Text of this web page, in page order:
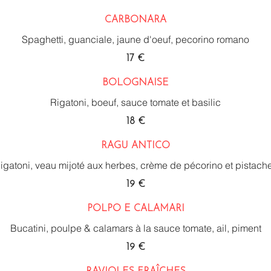
CARBONARA
Spaghetti, guanciale, jaune d'oeuf, pecorino romano
17 €
BOLOGNAISE
Rigatoni, boeuf, sauce tomate et basilic
18 €
RAGU ANTICO
veau mijoté aux herbes, crème de pécorino et
19 €
POLPO E CALAMARI
Bucatini, poulpe & calamars à la sauce tomate, ail, piment
19 €